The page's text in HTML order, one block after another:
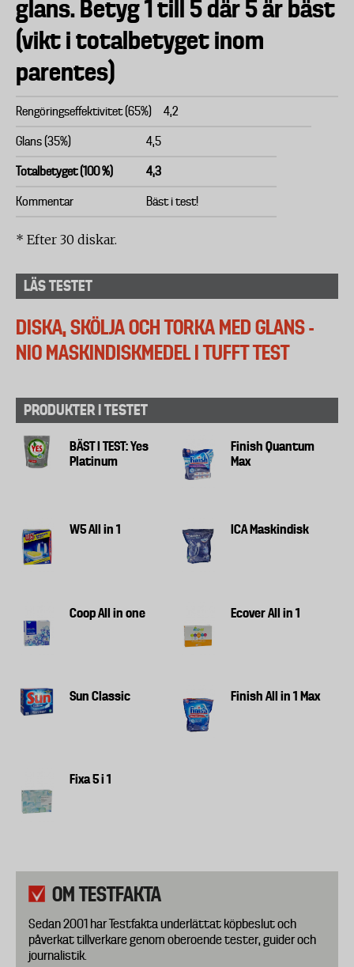
glans. Betyg 1 till 5 där 5 är bäst
(vikt i totalbetyget inom
parentes)
Rengöringseffektivitet (65%) 4,2
Glans (35%) 4,5
Totalbetyget (100 %) 4,3
Kommentar Bäst i test!
* Efter 30 diskar.
LÄS TESTET
DISKA, SKÖLJA OCH TORKA MED GLANS -
NIO MASKINDISKMEDEL I TUFFT TEST
PRODUKTER I TESTET
BÄST I TEST: Yes
Platinum
Finish Quantum
Max
W5 All in 1 ICA Maskindisk
Coop All in one Ecover All in 1
Sun Classic Finish All in 1 Max
Fixa 5 i 1
OM TESTFAKTA
Sedan 2001 har Testfakta underlättat köpbeslut och
påverkat tillverkare genom oberoende tester, guider och
journalistik.